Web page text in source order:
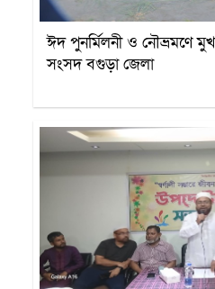
ঈদ পুনর্মিলনী ও নৌভ্রমণে
সংসদ বগুড়া জেলা